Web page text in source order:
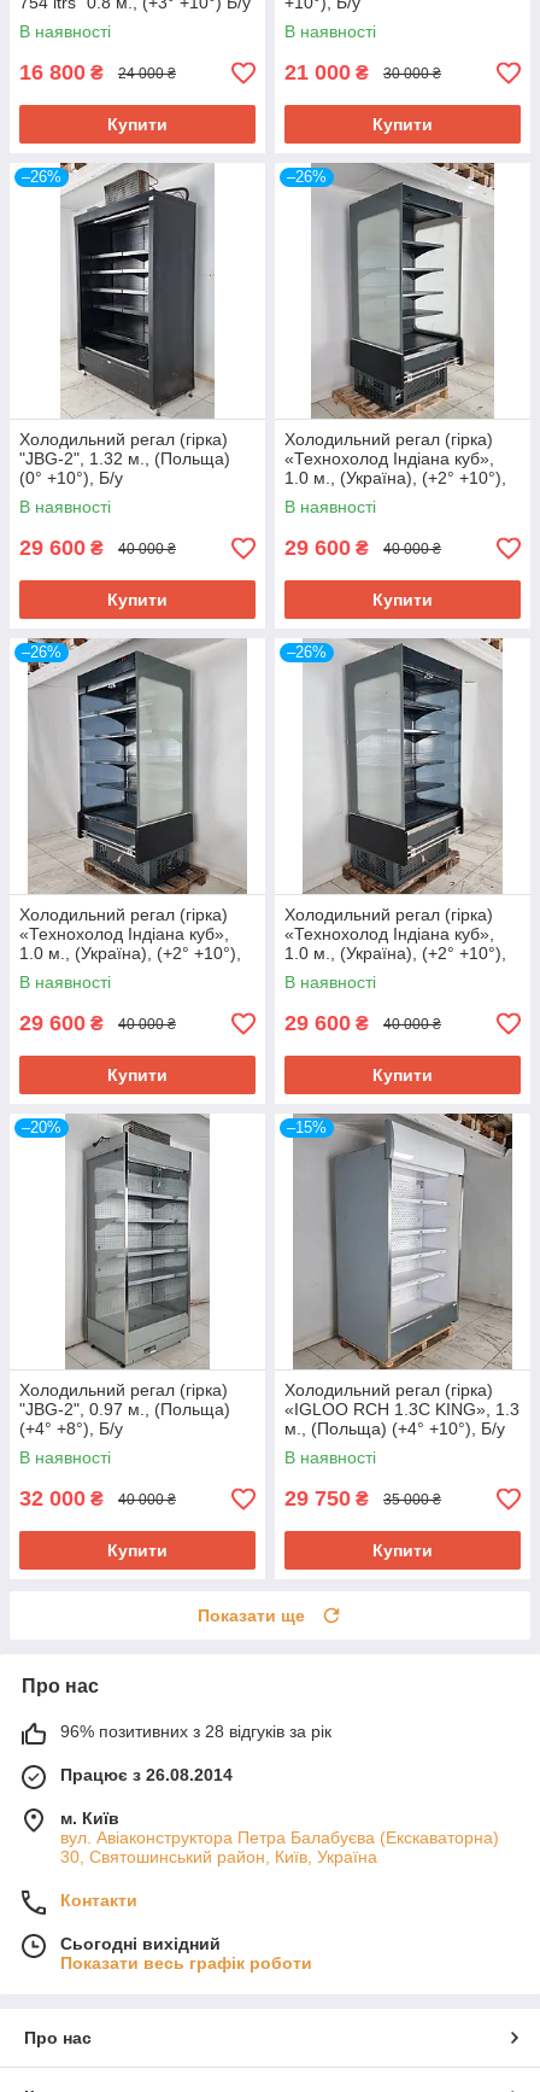
В наявності
16 800 ₴ 24 000 ₴
Купити
В наявності
21 000 ₴ 30 000 ₴
Купити
–26%
Холодильний регал (гірка)
"JBG-2", 1.32 м., (Польща)
(0° +10°), Б/у
В наявності
29 600 ₴ 40 000 ₴
Купити
–26%
Холодильний регал (гірка)
«Технохолод Індіана куб»,
1.0 м., (Україна), (+2° +10°),
Б/у
В наявності
29 600 ₴ 40 000 ₴
Купити
–26%
Холодильний регал (гірка)
«Технохолод Індіана куб»,
1.0 м., (Україна), (+2° +10°),
Б/у
В наявності
29 600 ₴ 40 000 ₴
Купити
–26%
Холодильний регал (гірка)
«Технохолод Індіана куб»,
1.0 м., (Україна), (+2° +10°),
Б/у
В наявності
29 600 ₴ 40 000 ₴
Купити
–20%
Холодильний регал (гірка)
"JBG-2", 0.97 м., (Польща)
(+4° +8°), Б/у
В наявності
32 000 ₴ 40 000 ₴
Купити
–15%
Холодильний регал (гірка)
«IGLOO RCH 1.3C KING», 1.3
м., (Польща) (+4° +10°), Б/у
В наявності
29 750 ₴ 35 000 ₴
Купити
Показати ще
Про нас
96% позитивних з 28 відгуків за рік
Працює з 26.08.2014
м. Київ
вул. Авіаконструктора Петра Балабуєва (Екскаваторна)
30, Святошинський район, Київ, Україна
Контакти
Сьогодні вихідний
Показати весь графік роботи
Про нас